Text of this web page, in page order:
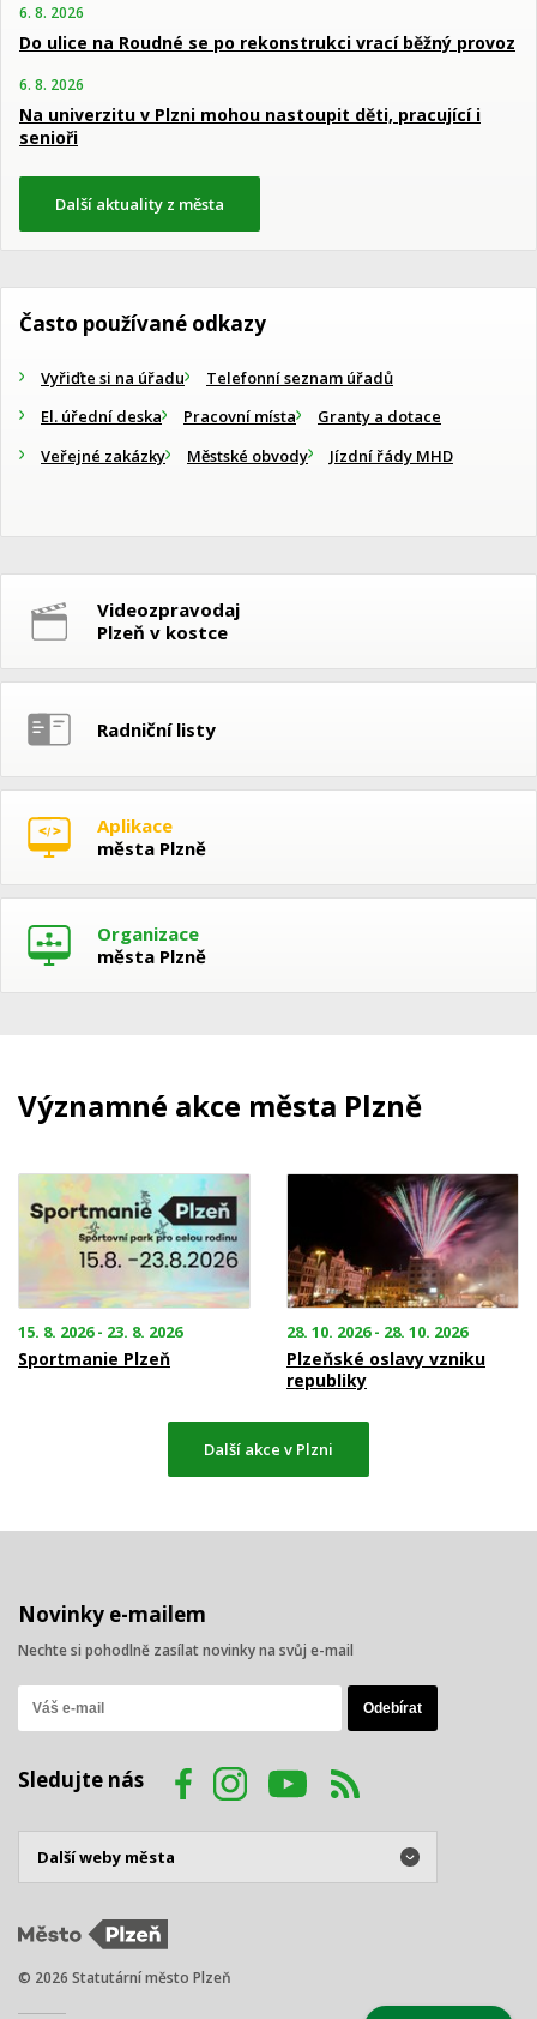
6. 8. 2026
Do ulice na Roudné se po rekonstrukci vrací běžný provoz
6. 8. 2026
Na univerzitu v Plzni mohou nastoupit děti, pracující i
senioři
Další aktuality z města
Často používané odkazy
Vyřiďte si na úřadu
Telefonní seznam úřadů
El. úřední deska
Pracovní místa
Granty a dotace
Veřejné zakázky
Městské obvody Jízdní řády MHD
Videozpravodaj
Plzeň v kostce
Radniční listy
Aplikace
města Plzně
Organizace
města Plzně
Významné akce města Plzně
15. 8. 2026 - 23. 8. 2026
Sportmanie Plzeň
28. 10. 2026 - 28. 10. 2026
Plzeňské oslavy vzniku
republiky
Další akce v Plzni
Novinky e-mailem
Nechte si pohodlně zasílat novinky na svůj e-mail
Sledujte nás
© 2026 Statutární město Plzeň